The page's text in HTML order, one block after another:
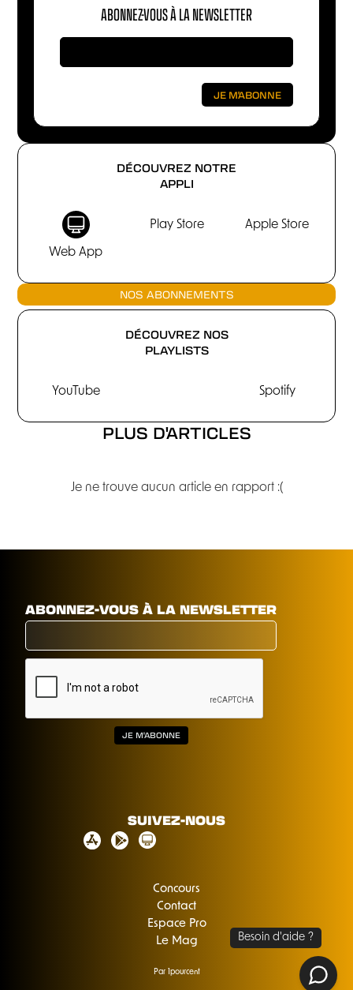
DÉCOUVREZ NOTRE
APPLI
Web App
Play Store Apple Store
NOS ABONNEMENTS
DÉCOUVREZ NOS
PLAYLISTS
YouTube Spotify
ABONNEZ-VOUS À LA NEWSLETTER
PLUS D'ARTICLES
Je ne trouve aucun article en rapport :(
ABONNEZ-VOUS À LA NEWSLETTER
SUIVEZ-NOUS
Concours
Contact
Espace Pro
Le Mag
Par 1pourcent